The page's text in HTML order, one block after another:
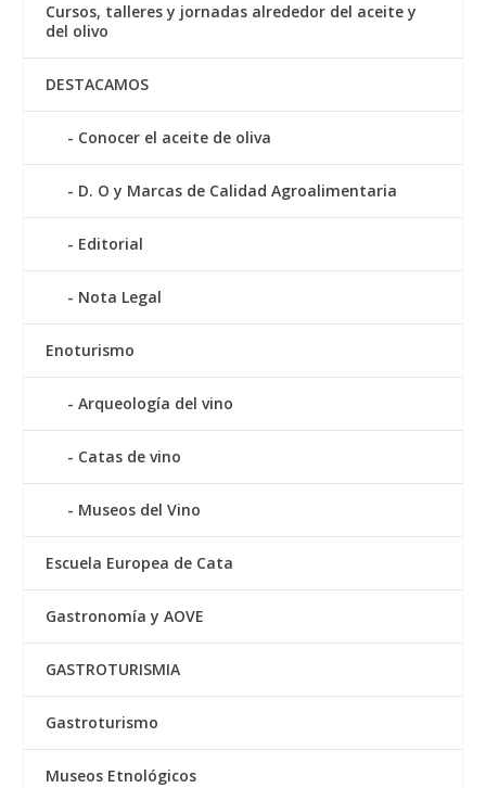
Cursos, talleres y jornadas alrededor del aceite y
del olivo
DESTACAMOS
Conocer el aceite de oliva
D. O y Marcas de Calidad Agroalimentaria
Editorial
Nota Legal
Enoturismo
Arqueología del vino
Catas de vino
Museos del Vino
Escuela Europea de Cata
Gastronomía y AOVE
GASTROTURISMIA
Gastroturismo
Museos Etnológicos